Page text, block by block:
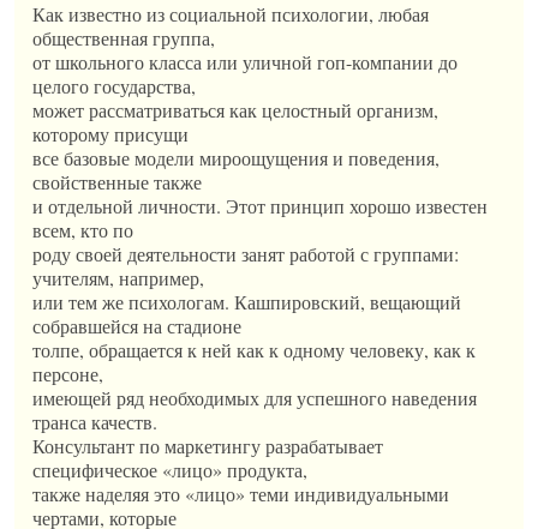
Как известно из социальной психологии, любая
общественная группа,
от школьного класса или уличной гоп-компании до
целого государства,
может рассматриваться как целостный организм,
которому присущи
все базовые модели мироощущения и поведения,
свойственные также
и отдельной личности. Этот принцип хорошо известен
всем, кто по
роду своей деятельности занят работой с группами:
учителям, например,
или тем же психологам. Кашпировский, вещающий
собравшейся на стадионе
толпе, обращается к ней как к одному человеку, как к
персоне,
имеющей ряд необходимых для успешного наведения
транса качеств.
Консультант по маркетингу разрабатывает
специфическое «лицо» продукта,
также наделяя это «лицо» теми индивидуальными
чертами, которые